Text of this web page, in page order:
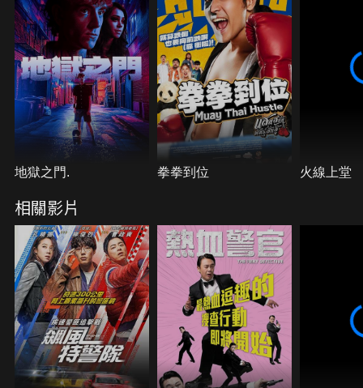
地獄之門. 拳拳到位 火線上堂
相關影片